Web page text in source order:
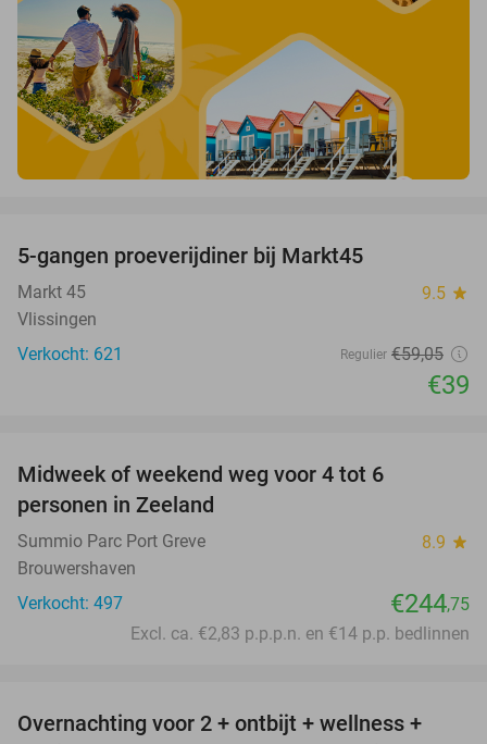
5-gangen proeverijdiner bij Markt45
Markt 45 9.5 star
Vlissingen
Verkocht: 621
Regulier €59,05
€39
Midweek of weekend weg voor 4 tot 6
personen in Zeeland
Summio Parc Port Greve 8.9 star
Brouwershaven
Verkocht: 497
€244,75
Excl. ca. €2,83 p.p.p.n. en €14 p.p. bedlinnen
33%
Overnachting voor 2 + ontbijt + wellness +